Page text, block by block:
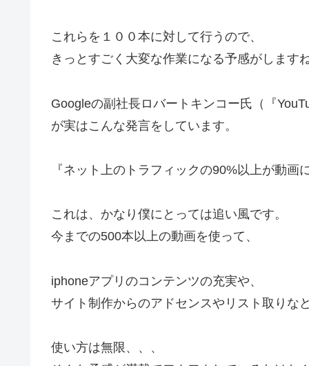
これらを１００本に対して行うので、
きっとすごく大変な作業になる予感がしますね
Googleの副社長ロバートキンコー氏（『
が実はこんな発言をしています。
『ネット上のトラフィックの90%以上が動画
これは、かなり僕にとっては追い風です。
今までの500本以上の動画を使って、
iphoneアプリのコンテンツの充実や、
サイト制作からのアドセンスやリスト取りな
使い方は無限、、、